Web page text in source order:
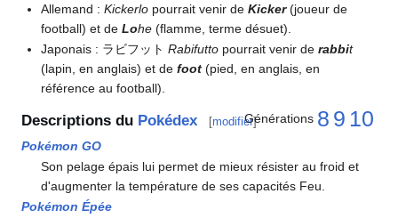
Allemand :Kickerlo pourrait venir deKicker(joueur de
football) et deLohe (flamme, terme désuet).
Japonais : ラビフットRabifutto pourrait venir derabbit
(lapin, en anglais) et defoot (pied, en anglais, en
référence au football).
Descriptions du Pokédex [modifier]
Générations 8 9 10
Pokémon GO
Son pelage épais lui permet de mieux résister au froid et
d'augmenter la température de ses capacités Feu.
Pokémon Épée